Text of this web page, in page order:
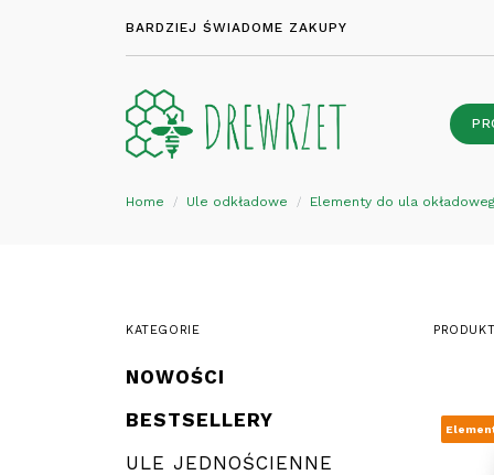
BARDZIEJ ŚWIADOME ZAKUPY
Home Ule odkładowe Elementy do ula
KATEGORIE
NOWOŚCI
BESTSELLERY
ULE JEDNOŚCIENNE